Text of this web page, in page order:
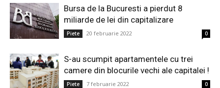
Bursa de la Bucuresti a pierdut 8
miliarde de lei din capitalizare
Piete 20 februarie 2022 0
S-au scumpit apartamentele cu trei
camere din blocurile vechi ale capitalei !
Piete 7 februarie 2022 0